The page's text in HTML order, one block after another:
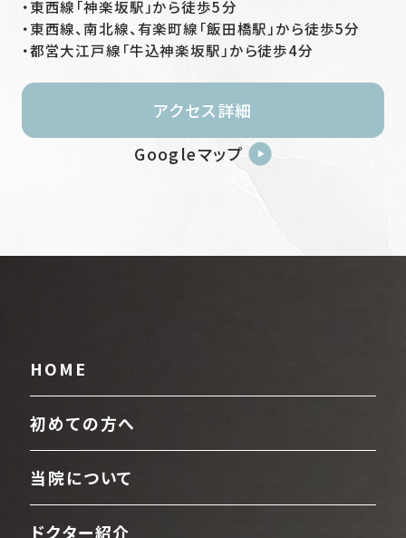
東西線「神楽坂駅」から徒歩5分
東西線、南北線、有楽町線「飯田橋駅」から徒歩5分
都営大江戸線「牛込神楽坂駅」から徒歩4分
アクセス詳細
Googleマップ
HOME
初めての方へ
当院について
ドクター紹介